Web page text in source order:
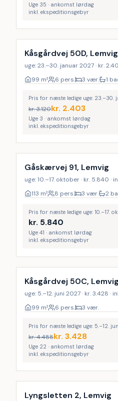
Uge 35 · ankomst lørdag
inkl. ekspeditionsgebyr
Kåsgårdvej 50D, Lemvig
uge: 23.–30. januar 2027 · kr.
99 m² 6 pers. 3 vær. 1
Pris for næste ledige uge: 23.–30.
kr.3.120kr. 2.403
Uge 3 · ankomst lørdag
inkl. ekspeditionsgebyr
Gåskærvej 91, Lemvig
uge: 10.–17. oktober · kr. 5.840
113 m² 8 pers. 3 vær. 2
Pris for næste ledige uge: 10.–17.
kr. 5.840
Uge 41 · ankomst lørdag
inkl. ekspeditionsgebyr
Kåsgårdvej 50C, Lemvig
uge: 5.–12. juni 2027 · kr. 3.428
99 m² 6 pers. 3 vær.
Pris for næste ledige uge: 5.–12.
kr.4.488kr. 3.428
Uge 22 · ankomst lørdag
inkl. ekspeditionsgebyr
Lyngsletten 2, Lemvig